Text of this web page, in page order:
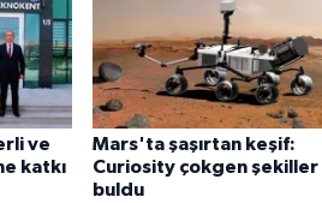
ve
katkı
Mars'ta şaşırtan keşif:
Curiosity çokgen şekiller
buldu